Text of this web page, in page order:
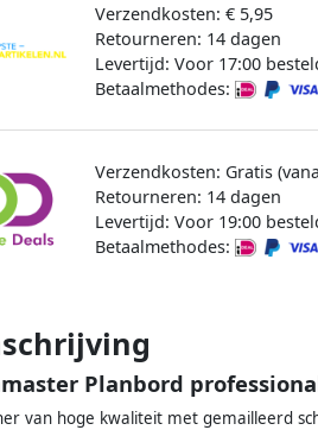
Verzendkosten: € 5,95
Retourneren: 14 dagen
Levertijd: Voor 17:00
Betaalmethodes:
Verzendkosten: Gratis
Retourneren: 14 dagen
Levertijd: Voor 19:00
Betaalmethodes:
Planbord
van hoge kwaliteit met gemailleerd